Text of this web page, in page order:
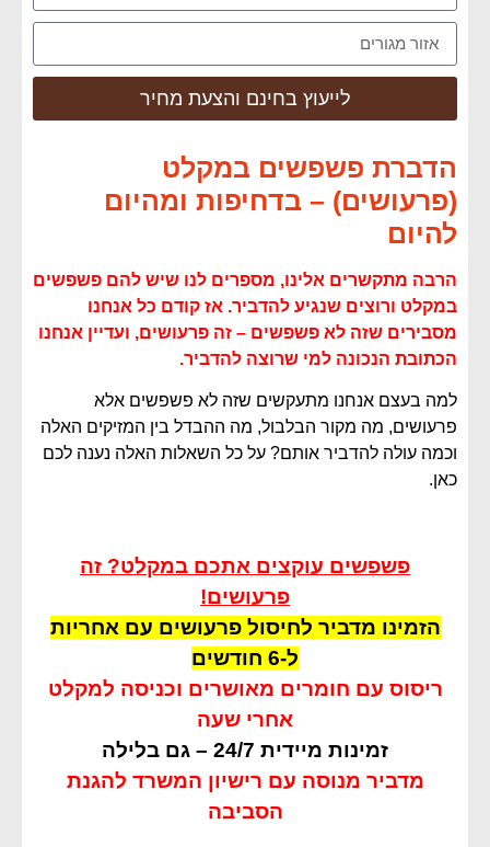
לייעוץ בחינם והצעת מחיר
הדברת פשפשים במקלט
(פרעושים) – בדחיפות ומהיום
להיום
הרבה מתקשרים אלינו, מספרים לנו שיש להם פשפשים
במקלט ורוצים שנגיע להדביר. אז קודם כל אנחנו
מסבירים שזה לא פשפשים – זה פרעושים, ועדיין אנחנו
הכתובת הנכונה למי שרוצה להדביר.
למה בעצם אנחנו מתעקשים שזה לא פשפשים אלא
פרעושים, מה מקור הבלבול, מה ההבדל בין המזיקים האלה
וכמה עולה להדביר אותם? על כל השאלות האלה נענה לכם
כאן.
פשפשים עוקצים אתכם במקלט? זה
פרעושים!
הזמינו מדביר לחיסול פרעושים עם אחריות
ל-6 חודשים
ריסוס עם חומרים מאושרים וכניסה למקלט
אחרי שעה
זמינות מיידית 24/7 – גם בלילה
מדביר מנוסה עם רישיון המשרד להגנת
הסביבה